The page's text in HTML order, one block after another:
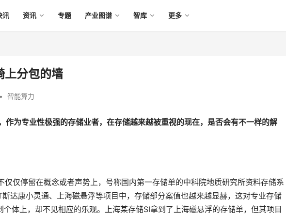
讯 资讯 专题 产业图谱 智库 更多
上分包的墙
• 智能算力
作为专业性极强的存储业者，在存储越来越被重视的现在，是否会有不一样的解
仅仅停留在概念或者声势上，号称国内第一存储单的中科院地质研究所资料存储系
达康小灵通、上海磁悬浮等项目中，存储部分案值也越来越显赫，这对专业存储
体上，却不见相应的乐观。上海某存储SI拿到了上海磁悬浮的存储单，但其项目